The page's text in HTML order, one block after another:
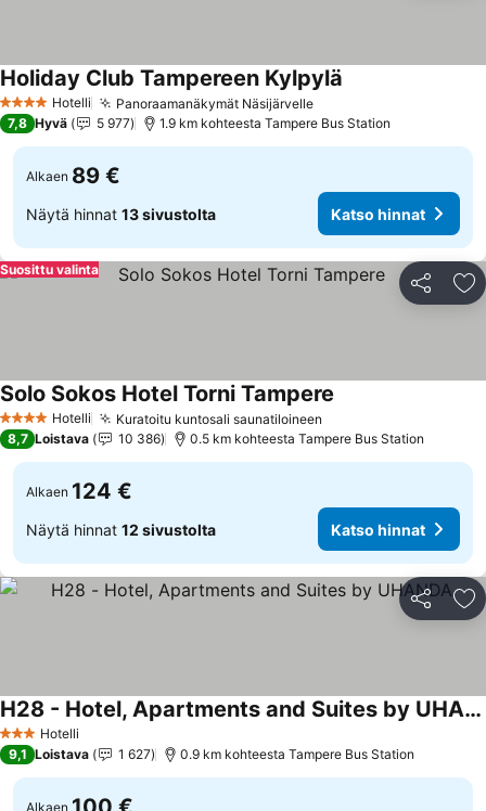
4 Tähtiluokitus
Hotelli Panoraamanäkymät Näsijärvelle
Holiday Club Tampereen Kylpylä
7,8 Hyvä 5 977 1.9 km kohteesta Tampere Bus Station
Alkaen 89 €
Näytä hinnat 13 sivustolta Katso hinnat
Jaa
Suosittu valinta
4 Tähtiluokitus
Hotelli Kuratoitu kuntosali saunatiloineen
Solo Sokos Hotel Torni Tampere
8,7 Loistava 10 386 0.5 km kohteesta Tampere Bus Station
Alkaen 124 €
Näytä hinnat 12 sivustolta Katso hinnat
Jaa
3 Tähtiluokitus
Hotelli
H28 - Hotel, Apartments and Suites by UHANDA
9,1 Loistava 1 627 0.9 km kohteesta Tampere Bus Station
Alkaen